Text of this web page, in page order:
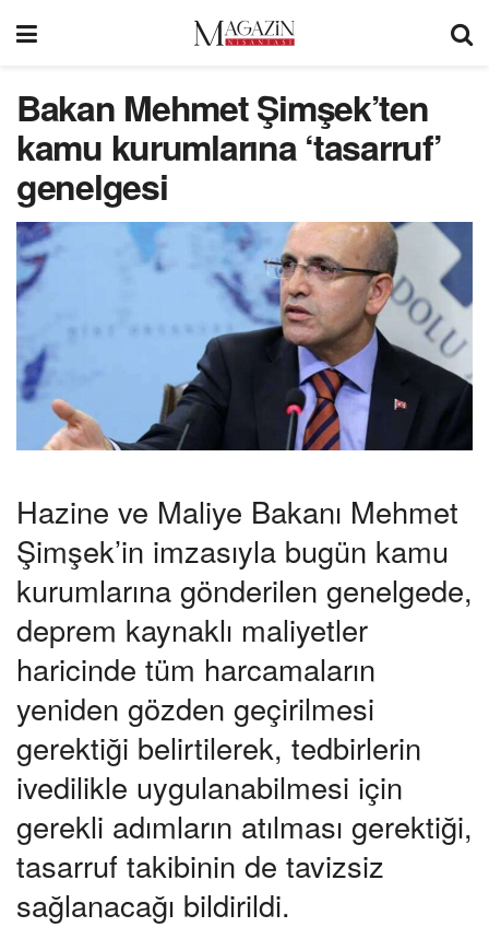
Bakan Mehmet Şimşek’ten
kamu kurumlarına ‘tasarruf’
genelgesi
Hazine ve Maliye Bakanı Mehmet
Şimşek’in imzasıyla bugün kamu
kurumlarına gönderilen genelgede,
deprem kaynaklı maliyetler
haricinde tüm harcamaların
yeniden gözden geçirilmesi
gerektiği belirtilerek, tedbirlerin
ivedilikle uygulanabilmesi için
gerekli adımların atılması gerektiği,
tasarruf takibinin de tavizsiz
sağlanacağı bildirildi.